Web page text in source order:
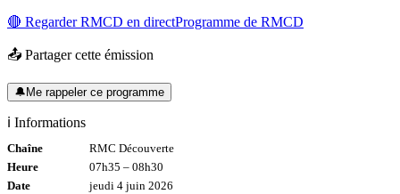
🔴 RegarderRMCD en directProgramme de RMCD
📤 Partager cette émission
🔔Me rappeler ce programme
ℹ️ Informations
Chaîne
RMC Découverte
Heure
07h35 – 08h30
Date
jeudi 4 juin 2026